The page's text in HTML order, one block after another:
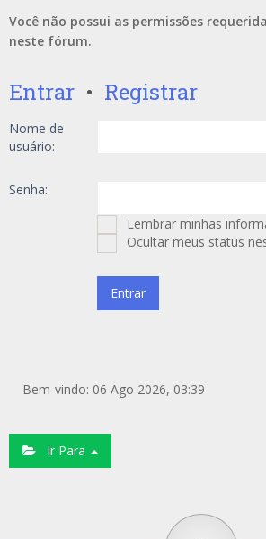
Você não possui as permissões
neste fórum.
Entrar • Registrar
Nome de
usuário:
Senha:
Lembrar minhas
Ocultar meus status
Bem-vindo: 06 Ago 2026, 03:39
Ir Para